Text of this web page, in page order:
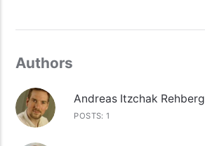
Authors
Andreas Itzchak Rehberg
POSTS: 1